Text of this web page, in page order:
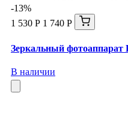
-13%
1 530 Р 1 740 Р
Зеркальный фотоаппарат
В наличии